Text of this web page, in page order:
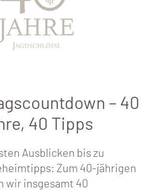
– 40
40 Tipps
Ausblicken bis zu
Zum 40-jährigen
wir insgesamt 40